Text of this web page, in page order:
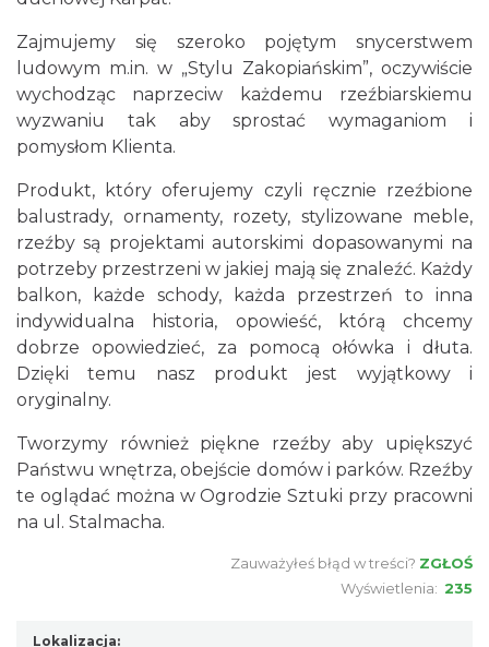
Zajmujemy się szeroko pojętym snycerstwem
ludowym m.in. w „Stylu Zakopiańskim”, oczywiście
wychodząc naprzeciw każdemu rzeźbiarskiemu
wyzwaniu tak aby sprostać wymaganiom i
pomysłom Klienta.
Produkt, który oferujemy czyli ręcznie rzeźbione
balustrady, ornamenty, rozety, stylizowane meble,
rzeźby są projektami autorskimi dopasowanymi na
potrzeby przestrzeni w jakiej mają się znaleźć. Każdy
balkon, każde schody, każda przestrzeń to inna
indywidualna historia, opowieść, którą chcemy
dobrze opowiedzieć, za pomocą ołówka i dłuta.
Dzięki temu nasz produkt jest wyjątkowy i
oryginalny.
Tworzymy również piękne rzeźby aby upiększyć
Państwu wnętrza, obejście domów i parków. Rzeźby
te oglądać można w Ogrodzie Sztuki przy pracowni
na ul. Stalmacha.
Zauważyłeś błąd w treści? ZGŁOŚ
Wyświetlenia: 235
Lokalizacja: